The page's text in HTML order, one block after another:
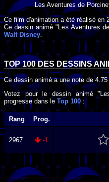
Les Aventures de
Ce film d'animation a été réalisé en
Ce dessin animé "Les Aventures
Walt Disney.
TOP 100 DES DESSINS
Ce dessin animé a une note de4.75
Votez pour le dessin animé
progresse dans le Top 100 :
Rang Prog.
2967. -1